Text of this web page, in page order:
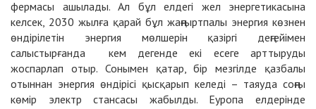
фермасы ашылады. Ал бұл елдегі жел энергетикасына
келсек, 2030 жылға қарай бұл жаңғыртпалы энергия көзнен
өндірілетін энергия мөлшерін қазіргі деңгейімен
салыстырғанда кем дегенде екі есеге арттыруды
жоспарлап отыр. Сонымен қатар, бір мезгілде қазбалы
отыннан энергия өндірісі қысқарып келеді – таяуда соңғы
көмір электр стансасы жабылды. Еуропа елдерінде